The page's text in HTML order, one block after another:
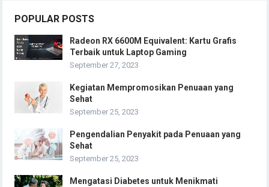
POPULAR POSTS
Radeon RX 6600M Equivalent: Kartu Grafis
Terbaik untuk Laptop Gaming
September 27, 2023
Kegiatan Mempromosikan Penuaan yang
Sehat
September 25, 2023
Pengendalian Penyakit pada Penuaan yang
Sehat
September 25, 2023
Mengatasi Diabetes untuk Menikmati